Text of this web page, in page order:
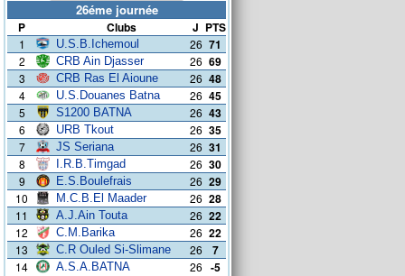
26éme journée
P Clubs J PTS
1 U.S.B.Ichemoul 26 71
2 CRB Ain Djasser 26 69
3 CRB Ras El Aioune 26 48
4 U.S.Douanes Batna 26 45
5 S1200 BATNA 26 43
6 URB Tkout 26 35
7 JS Seriana 26 31
8 I.R.B.Timgad 26 30
9 E.S.Boulefrais 26 29
10 M.C.B.El Maader 26 28
11 A.J.Ain Touta 26 22
12 C.M.Barika 26 22
13 C.R Ouled Si-Slimane 26 7
14 A.S.A.BATNA 26 -5